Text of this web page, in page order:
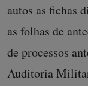
autos as fichas
as folhas de
de processos
Auditoria